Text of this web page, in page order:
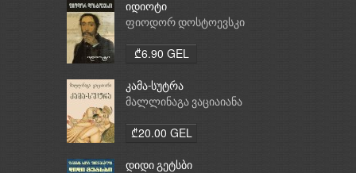
იდიოტი
ფიოდორ დოსტოევსკი
₾6.90 GEL
კამა-სუტრა
მალლინაგა ვაციაიანა
₾20.00 GEL
დიდი გეტსბი